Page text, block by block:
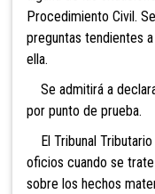
Procedimiento Civil.
preguntas tendientes
ella.
Se admitirá a
por punto de prueba.
El Tribunal
oficios cuando se
sobre los hechos